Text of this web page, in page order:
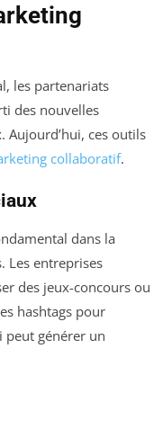
les partenariats
des nouvelles
. Aujourd’hui, ces outils
collaboratif.
dans la
Les entreprises
des jeux-concours ou
hashtags pour
générer un